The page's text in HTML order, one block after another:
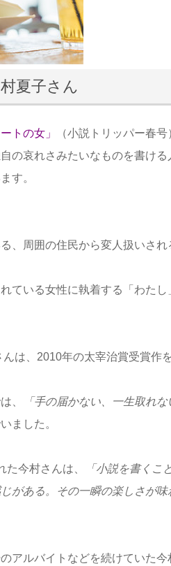
夏子さん
トの女」
（小説トリッパー春
の哀れさみたいなものを書け
す。
、周囲の住民から変人扱いさ
ている女性に執着する「わたし
は、2010年の太宰治賞受賞作
、
「手の届かない、一生取れ
ました。
た今村さんは、
「小説を書くこ
がある。その一瞬の楽しさが味
アルバイトなどを続けていた今